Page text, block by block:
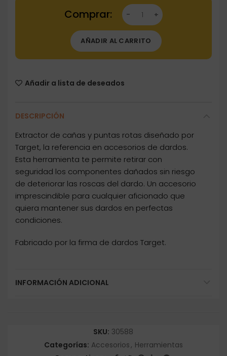
Dartstore Extractor Target Cañas y Puntas
AÑADIR AL CARRITO
Añadir a lista de deseados
DESCRIPCIÓN
Extractor de cañas y puntas rotas diseñado por
Target, la referencia en accesorios de dardos.
Esta herramienta te permite retirar con
seguridad los componentes dañados sin riesgo
de deteriorar las roscas del dardo. Un accesorio
imprescindible para cualquier aficionado que
quiera mantener sus dardos en perfectas
condiciones.
Fabricado por la firma de dardos Target.
INFORMACIÓN ADICIONAL
SKU: 30588
Categorías: Accesorios, Herramientas